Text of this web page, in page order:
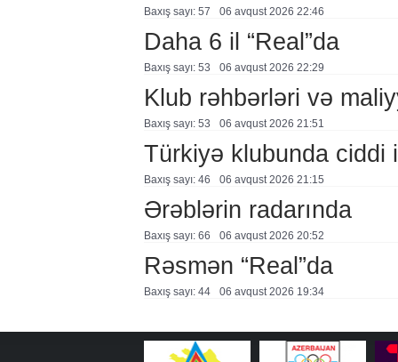
Baxış sayı: 57 06 avqust 2026 22:46
Daha 6 il “Real”da
Baxış sayı: 53 06 avqust 2026 22:29
Klub rəhbərləri və
Baxış sayı: 53 06 avqust 2026 21:51
Türkiyə klubunda ciddi
Baxış sayı: 46 06 avqust 2026 21:15
Ərəblərin radarında
Baxış sayı: 66 06 avqust 2026 20:52
Rəsmən “Real”da
Baxış sayı: 44 06 avqust 2026 19:34